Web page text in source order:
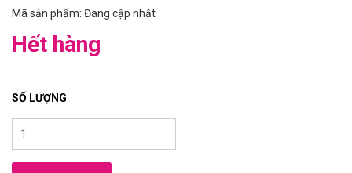
Mã sản phẩm: Đang cập nhật
Hết hàng
SỐ LƯỢNG